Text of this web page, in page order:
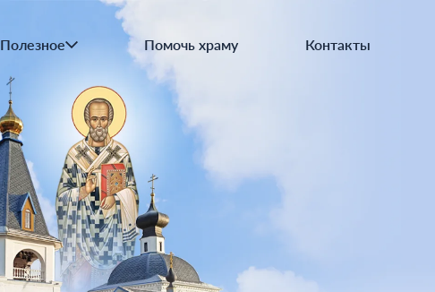
Полезное
Основы православия
Православная трапезаПомочь храму Контакты